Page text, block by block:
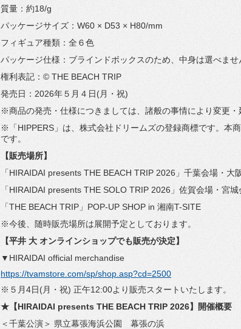
質量：約18/g
パッケージサイズ：W60 × D53 × H80/mm
フィギュア種類：全６色
パッケージ仕様：ブラインドボックスのため、中身は選べませ
権利表記：© THE BEACH TRIP
発売日：2026年５月４日(月・祝)
※商品の発売・仕様につきましては、諸般の事情により変更・
※「HIPPERS」は、株式会社ドリームズの登録商標です。 本
です。
【販売場所】
「HIRAIDAI presents THE BEACH TRIP 2026」千葉会場・大
「HIRAIDAI presents THE SOLO TRIP 2026」佐賀会場・宮城
「THE BEACH TRIP」POP-UP SHOP in 湘南T-SITE
※今後、随時販売場所は展開予定としております。
【平井 大 オンラインショップでも販売が決定】
▼HIRAIDAI official merchandise
https://tvamstore.com/sp/shop. asp?cd=2500
※５月4日(月・祝) 正午12:00より販売スタートいたします。
★【HIRAIDAI presents THE BEACH TRIP 2026】開催概要
＜千葉公演＞ 県立幕張海浜公園 幕張の浜